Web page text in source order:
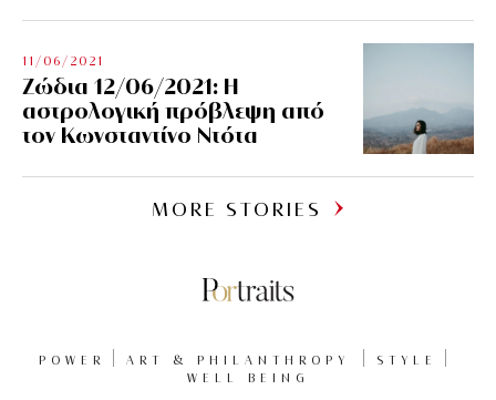
11/06/2021
Ζώδια 12/06/2021: Η
αστρολογική πρόβλεψη από
τον Κωνσταντίνο Ντότα
MORE STORIES
POWER ART & PHILANTHROPY
STYLE
WELL BEING